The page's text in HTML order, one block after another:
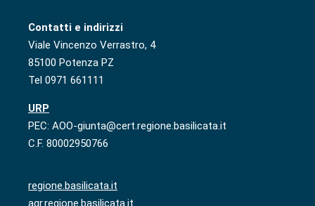
Contatti e indirizzi
Viale Vincenzo Verrastro, 4
85100 Potenza PZ
Tel 0971 661111
URP
PEC: AOO-giunta@cert.regione.basilicata.it
C.F. 80002950766
regione.basilicata.it
agr.regione.basilicata.it